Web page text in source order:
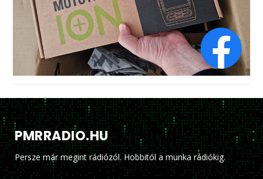
PMRRADIO.HU
Persze már megint rádiózól. Hobbitól a munka rádiókig.